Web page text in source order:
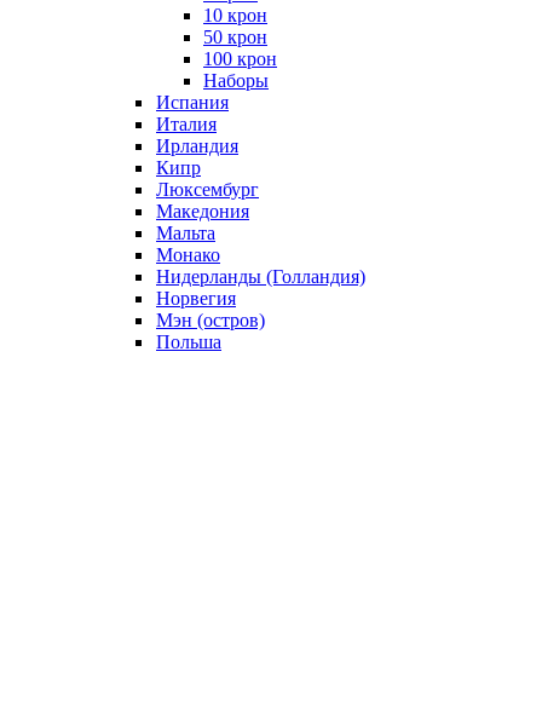
10 крон
50 крон
100 крон
Наборы
Испания
Италия
Ирландия
Кипр
Люксембург
Македония
Мальта
Монако
Нидерланды (Голландия)
Норвегия
Мэн (остров)
Польша